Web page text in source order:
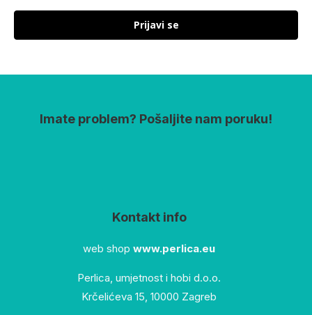
Prijavi se
Imate problem? Pošaljite nam poruku!
Kontakt info
web shop www.perlica.eu
Perlica, umjetnost i hobi d.o.o.
Krčelićeva 15, 10000 Zagreb